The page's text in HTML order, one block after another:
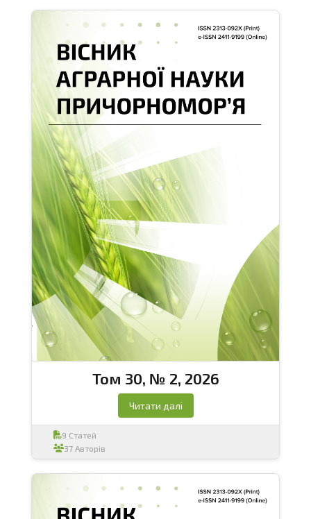
Том 30, № 2, 2026
Читати далі
9 Статей
37 Авторів